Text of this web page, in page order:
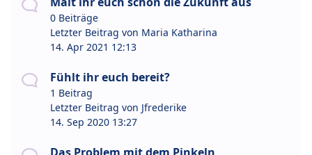
0 Beiträge
Letzter Beitrag von Maria Katharina
14. Apr 2021 12:13
Fühlt ihr euch bereit?
1 Beitrag
Letzter Beitrag von Jfrederike
14. Sep 2020 13:27